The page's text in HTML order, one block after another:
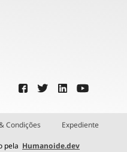
Condições Expediente
pela Humanoide.dev